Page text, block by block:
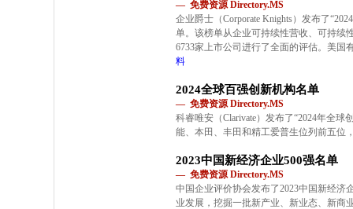
— 免费资源 Directory.MS
企业爵士（Corporate Knights）发布了
单。该榜单从企业可持续性营收、可持续
6733家上市公司进行了全面的评估。美国
料
2024全球百强创新机构名单
— 免费资源 Directory.MS
科睿唯安（Clarivate）发布了“2024年全
能、本田、丰田和精工爱普生位列前五位
2023中国新经济企业500强名单
— 免费资源 Directory.MS
中国企业评价协会发布了2023中国新经济
业发展，挖掘一批新产业、新业态、新商